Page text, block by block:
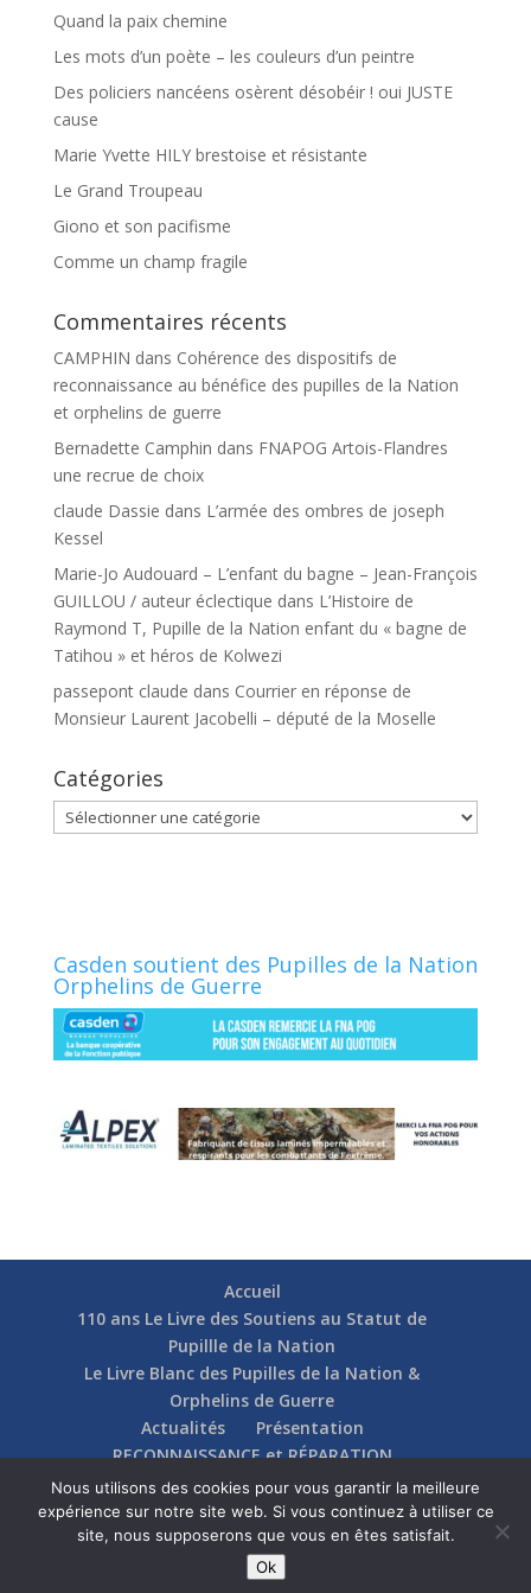
Quand la paix chemine
Les mots d’un poète – les couleurs d’un peintre
Des policiers nancéens osèrent désobéir ! oui JUSTE
cause
Marie Yvette HILY brestoise et résistante
Le Grand Troupeau
Giono et son pacifisme
Comme un champ fragile
Commentaires récents
CAMPHIN dans Cohérence des dispositifs de
reconnaissance au bénéfice des pupilles de la Nation
et orphelins de guerre
Bernadette Camphin dans FNAPOG Artois-Flandres
une recrue de choix
claude Dassie dans L’armée des ombres de joseph
Kessel
Marie-Jo Audouard – L’enfant du bagne – Jean-François
GUILLOU / auteur éclectique dans L’Histoire de
Raymond T, Pupille de la Nation enfant du « bagne de
Tatihou » et héros de Kolwezi
passepont claude dans Courrier en réponse de
Monsieur Laurent Jacobelli – député de la Moselle
Catégories
Catégories
Casden soutient des Pupilles de la Nation
Orphelins de Guerre
Accueil
110 ans Le Livre des Soutiens au Statut de
Pupillle de la Nation
Le Livre Blanc des Pupilles de la Nation &
Orphelins de Guerre
Actualités
Présentation
RECONNAISSANCE et RÉPARATION
Nos soutiens
Fédérations
Actions
Communication
Contact
Nous utilisons des cookies pour vous garantir la meilleure
expérience sur notre site web. Si vous continuez à utiliser ce
site, nous supposerons que vous en êtes satisfait.
Ok